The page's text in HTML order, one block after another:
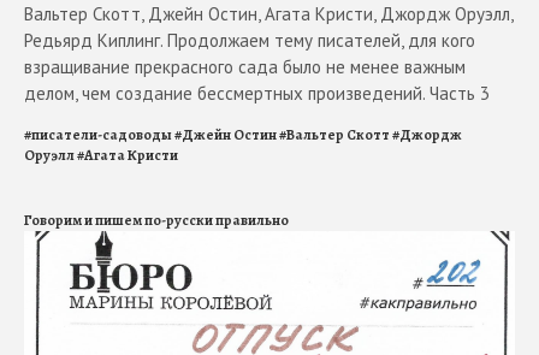
Вальтер Скотт, Джейн Остин, Агата Кристи, Джордж Оруэлл,
Редьярд Киплинг. Продолжаем тему писателей, для кого
взращивание прекрасного сада было не менее важным
делом, чем создание бессмертных произведений. Часть 3
#писатели-садоводы#Джейн Остин#Вальтер Скотт#Джордж
Оруэлл#Агата Кристи
Говорим и пишем по-русски правильно